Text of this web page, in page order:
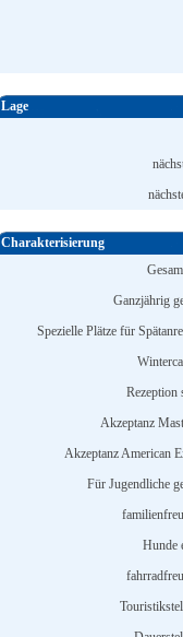
Lage
Charakterisierung
Ganzjährig
Spezielle Plätze für
Rezeption
Akzeptanz
Akzeptanz American
Für Jugendliche
Hunde